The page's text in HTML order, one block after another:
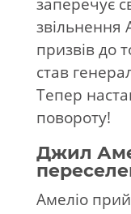
звільнення
призвів до
став
Тепер
повороту!
Джил
Амеліо